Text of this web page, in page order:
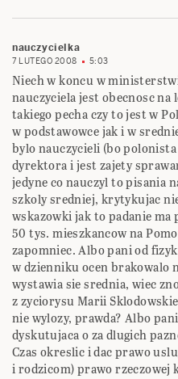
nauczycielka
7 LUTEGO 2008 5:03
Niech w koncu w
nauczyciela jest obecnosc na
takiego pecha czy to jest w
w podstawowce jak i w
bylo nauczycieli (bo
dyrektora i jest zajety
jedyne co nauczyl to pisania
szkoly sredniej, krytykujac
wskazowki jak to padanie
50 tys. mieszkancow na
zapomniec. Albo pani od
w dzienniku ocen brakowalo
wystawia sie srednia, wiec
z zyciorysu Marii
nie wylozy, prawda? Albo
dyskutujaca o za dlugich
Czas okreslic i dac prawo
i rodzicom) prawo rzeczowej